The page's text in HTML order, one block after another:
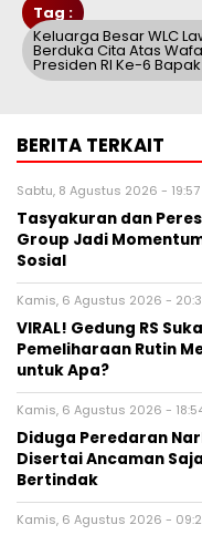
Tag :
Keluarga Besar WLC
Berduka Cita Atas
Presiden RI Ke-6
BERITA TERKAIT
Sabtu, 8 Agustus 2026 - 19:57
Tasyakuran dan
Group Jadi
Sosial
Kamis, 6 Agustus 2026 -
VIRAL! Gedung RS
Pemeliharaan Rutin
untuk Apa?
Kamis, 6 Agustus 2026 -
Diduga Peredaran
Disertai Ancaman
Bertindak
Kamis, 6 Agustus 2026 -